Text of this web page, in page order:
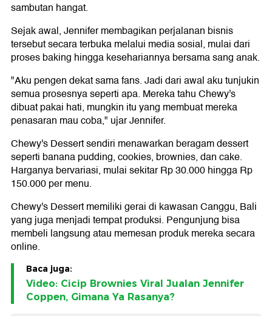
sambutan hangat.
Sejak awal, Jennifer membagikan perjalanan bisnis
tersebut secara terbuka melalui media sosial, mulai dari
proses baking hingga kesehariannya bersama sang anak.
"Aku pengen dekat sama fans. Jadi dari awal aku tunjukin
semua prosesnya seperti apa. Mereka tahu Chewy's
dibuat pakai hati, mungkin itu yang membuat mereka
penasaran mau coba," ujar Jennifer.
Chewy's Dessert sendiri menawarkan beragam dessert
seperti banana pudding, cookies, brownies, dan cake.
Harganya bervariasi, mulai sekitar Rp 30.000 hingga Rp
150.000 per menu.
Chewy's Dessert memiliki gerai di kawasan Canggu, Bali
yang juga menjadi tempat produksi. Pengunjung bisa
membeli langsung atau memesan produk mereka secara
online.
Baca juga:
Video: Cicip Brownies Viral Jualan Jennifer
Coppen, Gimana Ya Rasanya?